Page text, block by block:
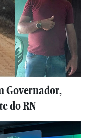
Governador,
do RN